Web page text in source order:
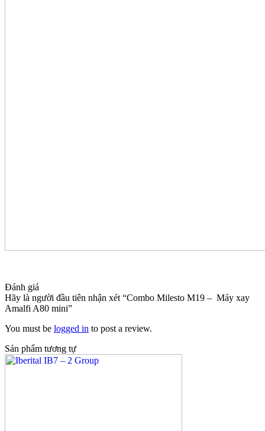
Đánh giá
Hãy là người đầu tiên nhận xét “Combo Milesto M19 – Máy xay
Amalfi A80 mini”
You must be logged in to post a review.
Sản phẩm tương tự